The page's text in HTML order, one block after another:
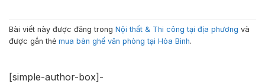
Bài viết này được đăng trong Nội thất & Thi công tại địa phương và
được gắn thẻ mua bàn ghế văn phòng tại Hòa Bình.
[simple-author-box]-